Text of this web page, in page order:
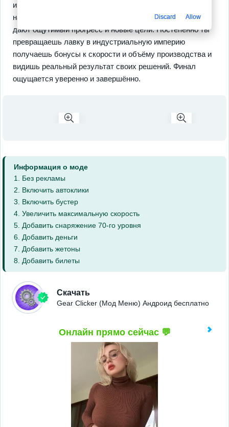
игре есть система прокачки ресурсов, оффлайн
накопления и серия испытаний с наградами, которые
дают ощутимый прогресс и новые цели. Постепенно ты
превращаешь лавку в индустриальную империю
получаешь бонусы к скорости и объёму производства и
видишь реальный результат своих решений. Финал
ощущается уверенно и завершённо.
Информация о моде
1. Без рекламы
2. Включить автоклики
3. Включить бустер
4. Увеличить максимальную скорость
5. Добавить снаряжение 70-го уровня
6. Добавить деньги
7. Добавить жетоны
8. Добавить билеты
Скачать
Gear Clicker (Мод Меню) Андроид бесплатно
Онлайн прямо сейчас 💬
Discard Allow